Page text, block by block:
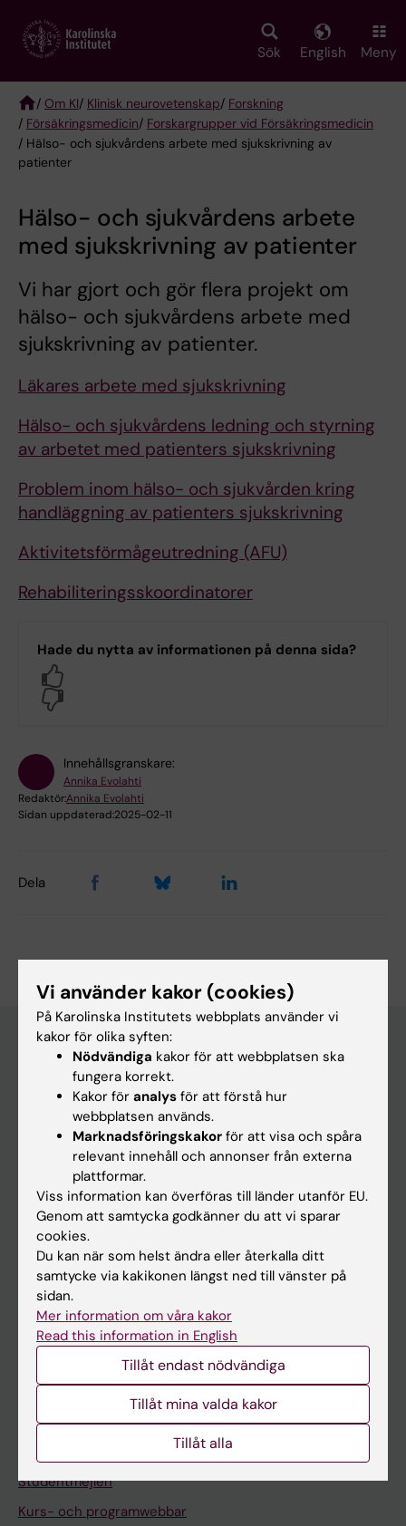
main
Sök English Meny
Breadcrumb
/ Om KI/ Klinisk neurovetenskap/ Forskning
/ Försäkringsmedicin/ Forskargrupper vid Försäkringsmedicin
/ Hälso- och sjukvårdens arbete med sjukskrivning av
patienter
Hälso- och sjukvårdens arbete
med sjukskrivning av patienter
Vi har gjort och gör flera projekt om
hälso- och sjukvårdens arbete med
sjukskrivning av patienter.
Läkares arbete med sjukskrivning
Hälso- och sjukvårdens ledning och styrning
av arbetet med patienters sjukskrivning
Problem inom hälso- och sjukvården kring
handläggning av patienters sjukskrivning
Aktivitetsförmågeutredning (AFU)
Rehabiliteringsskoordinatorer
Hade du nytta av informationen på denna sida?
Innehållsgranskare:
Annika Evolahti
Redaktör:Annika Evolahti
Sidan uppdaterad:2025-02-11
Dela
Huvudmeny
Utbildning
Forskarutbildning
Forskning
Om KI
På gång
Nyheter
Kalender
Ladok
Canvas
Studentmejlen
Kurs- och programwebbar
Vi använder kakor (cookies)
På Karolinska Institutets webbplats använder vi
kakor för olika syften:
Nödvändiga kakor för att webbplatsen ska
fungera korrekt.
Kakor för analys för att förstå hur
webbplatsen används.
Marknadsföringskakor för att visa och spåra
relevant innehåll och annonser från externa
plattformar.
Viss information kan överföras till länder utanför EU.
Genom att samtycka godkänner du att vi sparar
cookies.
Du kan när som helst ändra eller återkalla ditt
samtycke via kakikonen längst ned till vänster på
sidan.
Mer information om våra kakor
Read this information in English
Tillåt endast nödvändiga
Tillåt mina valda kakor
Tillåt alla